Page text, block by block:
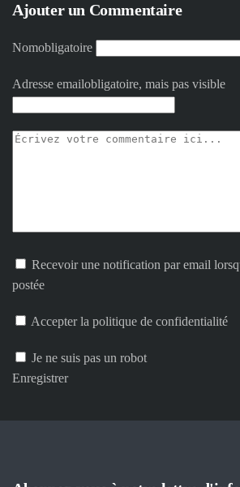
Ajouter un Commentaire
Nomobligatoire
Adresse emailobligatoire, mais pas visible
Recevoir une notification par email
postée
Accepter la politique de confidentialité
Je ne suis pas un robot
Enregistrer